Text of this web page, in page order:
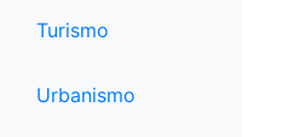
Turismo
Urbanismo